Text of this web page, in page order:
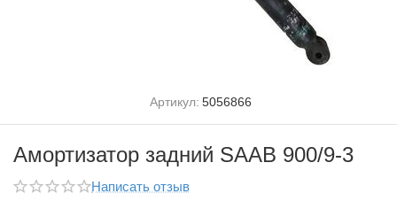
Артикул: 5056866
Амортизатор задний SAAB 900/9-3
Написать отзыв